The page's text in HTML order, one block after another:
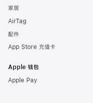
家居
AirTag
配件
App Store 充值卡
Apple 钱包
Apple Pay